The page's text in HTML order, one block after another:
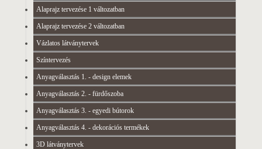
Alaprajz tervezése 1 változatban
Alaprajz tervezése 2 változatban
Vázlatos látványtervek
Színtervezés
Anyagválasztás 1. - design elemek
Anyagválasztás 2. - fürdőszoba
Anyagválasztás 3. - egyedi bútorok
Anyagválasztás 4. - dekorációs termékek
3D látványtervek